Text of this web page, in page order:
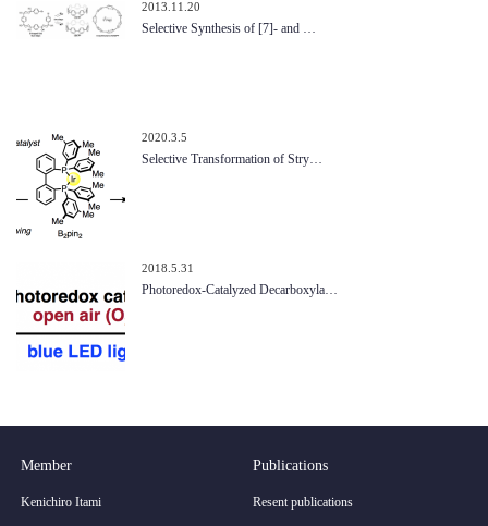
2013.11.20
Selective Synthesis of [7]- and …
2020.3.5
Selective Transformation of Stry…
2018.5.31
Photoredox‐Catalyzed Decarboxyla…
Member
Kenichiro Itami
Publications
Resent publications